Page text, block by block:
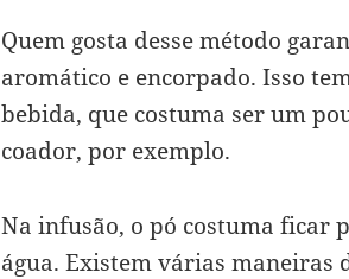
Quem gosta desse método
aromático e encorpado. Isso
bebida, que costuma ser um
coador, por exemplo.
Na infusão, o pó costuma ficar
água. Existem várias maneiras